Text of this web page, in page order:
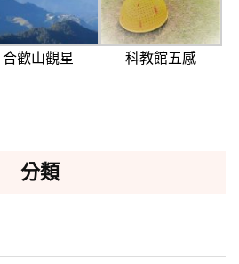
合歡山觀星 科教館五感
分類